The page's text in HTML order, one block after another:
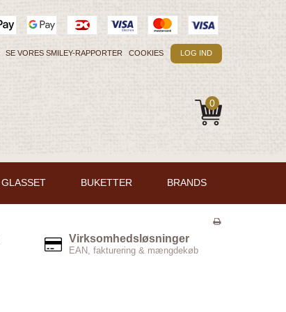
SE VORES SMILEY-RAPPORTER COOKIES LOG IND
0
BUKETTER BRANDS
Virksomhedsløsninger
EAN, fakturering & mængdekøb